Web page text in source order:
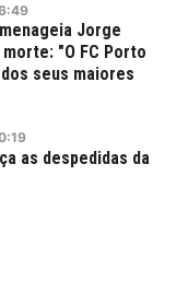
Jorge
"O FC Porto
seus maiores
as despedidas da